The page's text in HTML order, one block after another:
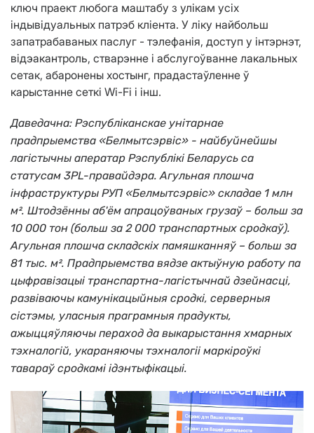
ключ праект любога маштабу з улікам усіх
індывідуальных патрэб кліента. У ліку найбольш
запатрабаваных паслуг - тэлефанія, доступ у інтэрнэт,
відэакантроль, стварэнне і абслугоўванне лакальных
сетак, абаронены хостынг, прадастаўленне ў
карыстанне сеткі Wi-Fi і інш.
Даведачна: Рэспубліканскае унітарнае
прадпрыемства «Белмытсэрвіс» - найбуйнейшы
лагістычны аператар Рэспублікі Беларусь са
статусам 3PL-правайдэра. Агульная плошча
інфраструктуры РУП «Белмытсэрвіс» складае 1 млн
м². Штодзённы аб'ём апрацоўваных грузаў – больш за
10 000 тон (больш за 2 000 транспартных сродкаў).
Агульная плошча складскіх памяшканняў – больш за
81 тыс. м². Прадпрыемства вядзе актыўную работу па
цыфравізацыі транспартна-лагістычнай дзейнасці,
развіваючы камунікацыйныя сродкі, серверныя
сістэмы, уласныя праграмныя прадукты,
ажыццяўляючы пераход да выкарыстання хмарных
тэхналогій, укараняючы тэхналогіі маркіроўкі
тавараў сродкамі ідэнтыфікацыі.